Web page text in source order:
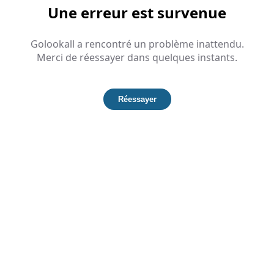
Une erreur est survenue
Golookall a rencontré un problème inattendu.
Merci de réessayer dans quelques instants.
Réessayer